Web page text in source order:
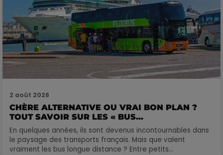
2 août 2026
CHÈRE ALTERNATIVE OU VRAI BON PLAN ?
TOUT SAVOIR SUR LES « BUS...
En quelques années, ils sont devenus incontournables dans
le paysage des transports français. Mais que valent
vraiment les bus longue distance ? Entre petits...